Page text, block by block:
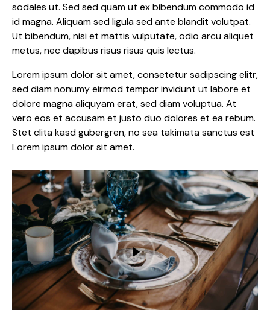
sodales ut. Sed sed quam ut ex bibendum commodo id
id magna. Aliquam sed ligula sed ante blandit volutpat.
Ut bibendum, nisi et mattis vulputate, odio arcu aliquet
metus, nec dapibus risus risus quis lectus.
Lorem ipsum dolor sit amet, consetetur sadipscing elitr,
sed diam nonumy eirmod tempor invidunt ut labore et
dolore magna aliquyam erat, sed diam voluptua. At
vero eos et accusam et justo duo dolores et ea rebum.
Stet clita kasd gubergren, no sea takimata sanctus est
Lorem ipsum dolor sit amet.